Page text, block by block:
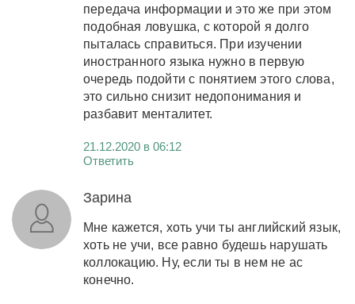
передача информации и это же при этом
подобная ловушка, с которой я долго
пыталась справиться. При изучении
иностранного языка нужно в первую
очередь подойти с понятием этого слова,
это сильно снизит недопонимания и
разбавит менталитет.
21.12.2020 в 06:12
Ответить
Зарина
Мне кажется, хоть учи ты английский язык,
хоть не учи, все равно будешь нарушать
коллокацию. Ну, если ты в нем не ас
конечно.